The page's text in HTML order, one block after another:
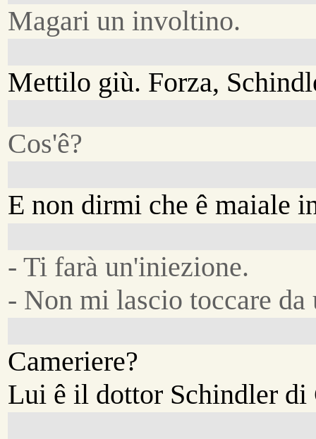
Magari un involtino.
Mettilo giù. Forza,
Cos'ê?
E non dirmi che ê maiale
- Ti farà un'iniezione.
- Non mi lascio toccare da
Cameriere?
Lui ê il dottor Schindler di